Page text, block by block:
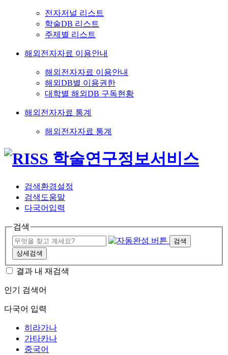
전자저널 리스트
학술DB 리스트
주제별 리스트
해외전자자료 이용안내
해외전자자료 이용안내
해외DB별 이용권한
대학별 해외DB 구독현황
해외전자자료 통계
해외전자자료 통계
검색환경설정
검색도움말
다국어입력
검색
검색
상세검색
결과 내 재검색
인기 검색어
다국어 입력
히라가나
가타카나
중국어